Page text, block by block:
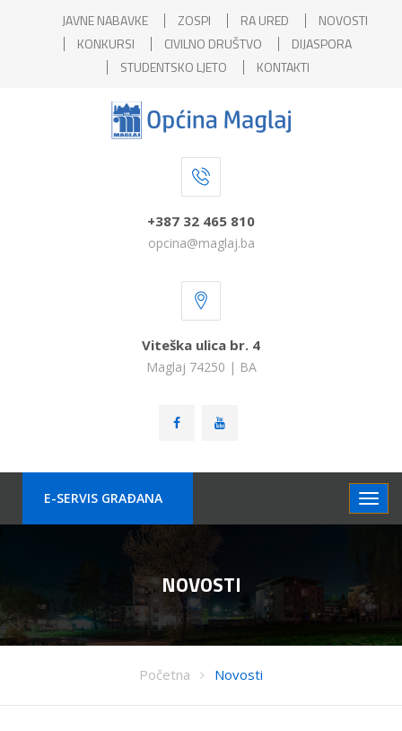
JAVNE NABAVKE ZOSPI RA URED
NOVOSTI
KONKURSI
CIVILNO DRUŠTVO
DIJASPORA
STUDENTSKO LJETO
KONTAKTI
+387 32 465 810
opcina@maglaj.ba
Viteška ulica br. 4
Maglaj 74250 | BA
E-SERVIS GRAÐANA
NOVOSTI
Početna Novosti